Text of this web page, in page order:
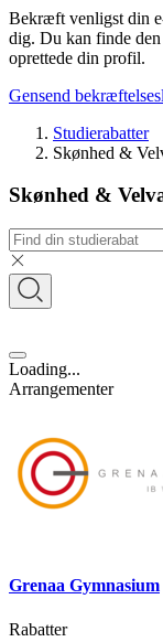
Bekræft venligst din
dig. Du kan finde
oprettede din profil.
Gensend
Studierabatter
Skønhed &
Skønhed &
Loading...
Arrangementer
Grenaa Gymnasium
Rabatter